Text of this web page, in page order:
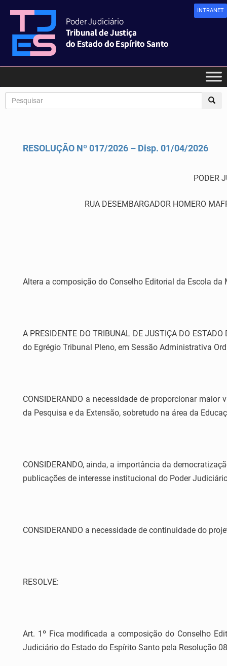
INTRANET
RESOLUÇÃO Nº 017/2026 – Disp. 01/04/2026
PODER
RUA DESEMBARGADOR HOMERO
Altera a composição do Conselho Editorial da Escola
A PRESIDENTE DO TRIBUNAL DE JUSTIÇA DO
do Egrégio Tribunal Pleno, em Sessão Administrativa
CONSIDERANDO a necessidade de proporcionar
da Pesquisa e da Extensão, sobretudo na área da
CONSIDERANDO, ainda, a importância da
publicações de interesse institucional do Poder
CONSIDERANDO a necessidade de continuidade do
RESOLVE:
Art. 1º Fica modificada a composição do Conselho
Judiciário do Estado do Espírito Santo pela Resolução